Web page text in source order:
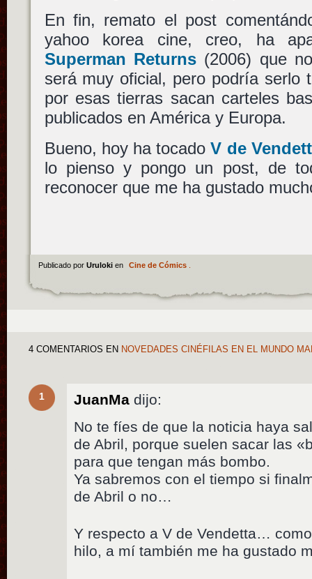
En fin, remato el post
yahoo korea cine, creo, ha
Superman Returns(2006) que
será muy oficial, pero podría serlo
por esas tierras sacan carteles
publicados en América y Europa.
Bueno, hoy ha tocadoV de
lo pienso y pongo un post, de
reconocer que me ha gustado
Publicado por Uruloki en Cine de Cómics.
4 COMENTARIOS EN NOVEDADES CINÉFILAS EN EL MUNDO
1 JuanMa dijo:
No te fíes de que la noticia haya
de Abril, porque suelen sacar las
para que tengan más bombo.
Ya sabremos con el tiempo si
de Abril o no…
Y respecto a V de Vendetta…
hilo, a mí también me ha gustado